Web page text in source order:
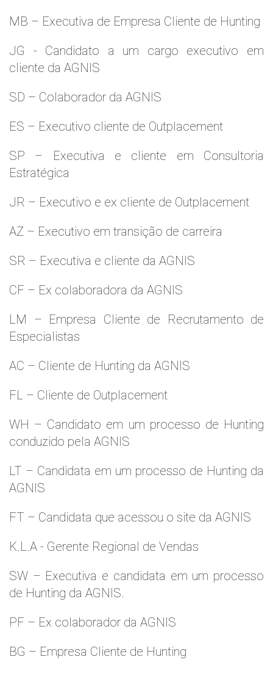
MB – Executiva de Empresa Cliente de Hunting
JG - Candidato a um cargo executivo em
cliente da AGNIS
SD – Colaborador da AGNIS
ES – Executivo cliente de Outplacement
SP – Executiva e cliente em Consultoria
Estratégica
JR – Executivo e ex cliente de Outplacement
AZ – Executivo em transição de carreira
SR – Executiva e cliente da AGNIS
CF – Ex colaboradora da AGNIS
LM – Empresa Cliente de Recrutamento de
Especialistas
AC – Cliente de Hunting da AGNIS
FL – Cliente de Outplacement
WH – Candidato em um processo de Hunting
conduzido pela AGNIS
LT – Candidata em um processo de Hunting da
AGNIS
FT – Candidata que acessou o site da AGNIS
K.L.A - Gerente Regional de Vendas
SW – Executiva e candidata em um processo
de Hunting da AGNIS.
PF – Ex colaborador da AGNIS
BG – Empresa Cliente de Hunting